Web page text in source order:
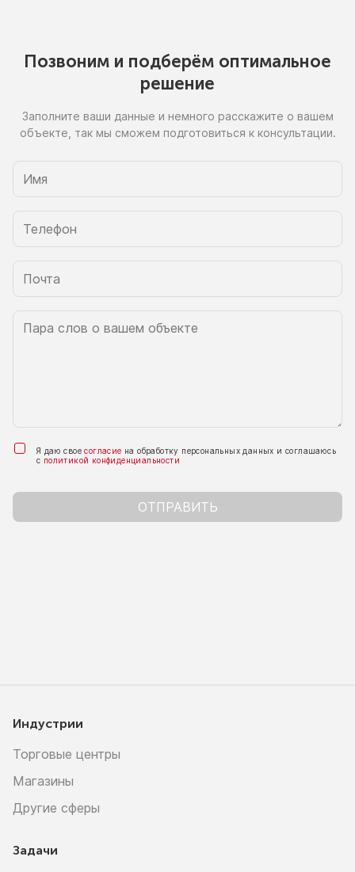
Позвоним и подберём оптимальное
решение
Заполните ваши данные и немного расскажите о вашем
объекте, так мы сможем подготовиться к консультации.
Я даю своесогласие на обработку персональных данных и соглашаюсь
с политикой конфиденциальности
ОТПРАВИТЬ
Индустрии
Торговые центры
Магазины
Другие сферы
Задачи